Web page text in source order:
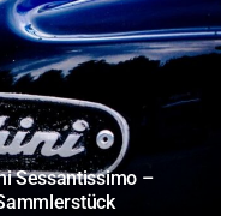
Sessantissimo –